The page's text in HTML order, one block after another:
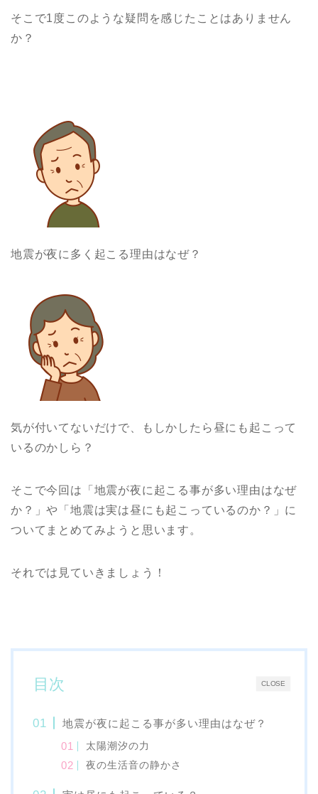
そこで1度このような疑問を感じたことはありません
か？
地震が夜に多く起こる理由はなぜ？
気が付いてないだけで、もしかしたら昼にも起こって
いるのかしら？
そこで今回は「地震が夜に起こる事が多い理由はなぜ
か？」や「地震は実は昼にも起こっているのか？」に
ついてまとめてみようと思います。
それでは見ていきましょう！
CLOSE
目次
地震が夜に起こる事が多い理由はなぜ？
太陽潮汐の力
夜の生活音の静かさ